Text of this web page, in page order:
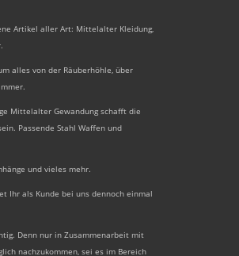
Artikel aller Art: Mittelalter Kleidung,
alles von der Räuberhöhle, über
Mittelalter Gewandung schafft die
Passende Stahl Waffen und
und vieles mehr.
Ihr als Kunde bei uns dennoch einmal
Denn nur in Zusammenarbeit mit
nachzukommen, sei es im Bereich